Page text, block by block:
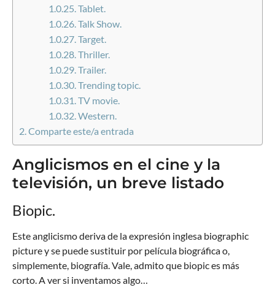
Tablet.
Talk Show.
Target.
Thriller.
Trailer.
Trending topic.
TV movie.
Western.
Comparte este/a entrada
Anglicismos en el cine y la
televisión, un breve listado
Biopic.
Este anglicismo deriva de la expresión inglesa biographic
picture y se puede sustituir por película biográfica o,
simplemente, biografía. Vale, admito que biopic es más
corto. A ver si inventamos algo…